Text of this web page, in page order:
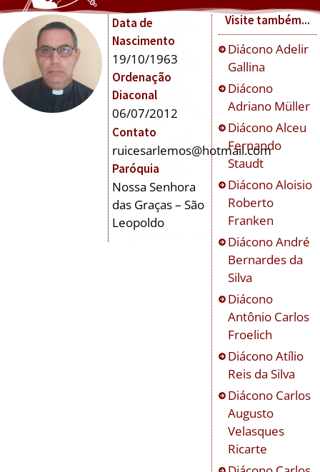
Data de
Nascimento
19/10/1963
Ordenação
Diaconal
06/07/2012
Contato
ruicesarlemos@hotmail.com
Paróquia
Nossa Senhora
das Graças – São
Leopoldo
Visite também...
DiáconoAdelir
Gallina
Diácono
Adriano Müller
DiáconoAlceu
Fernando
Staudt
DiáconoAloisio
Roberto
Franken
DiáconoAndré
Bernardes da
Silva
Diácono
Antônio Carlos
Froelich
DiáconoAtílio
Reis da Silva
Diácono Carlos
Augusto
Velasques
Ricarte